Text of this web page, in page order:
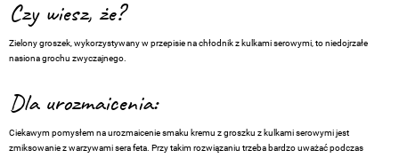
Czy wiesz, że?
Zielony groszek, wykorzystywany w przepisie na chłodnik z kulkami serowymi, to niedojrzałe
nasiona grochu zwyczajnego.
Dla urozmaicenia:
Ciekawym pomysłem na urozmaicenie smaku kremu z groszku z kulkami serowymi jest
zmiksowanie z warzywami sera feta. Przy takim rozwiązaniu trzeba bardzo uważać podczas